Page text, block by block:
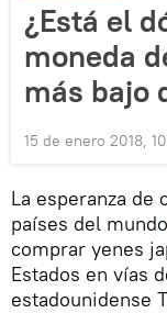
¿Está el
moneda
más bajo
15 de enero 2018,
La esperanza
países del mundo
comprar yenes
Estados en vías
estadounidense